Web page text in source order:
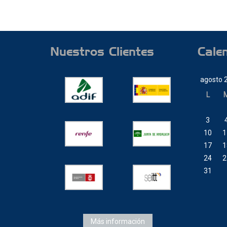
Nuestros Clientes
Más información
agosto
L
3
10
17
24
31